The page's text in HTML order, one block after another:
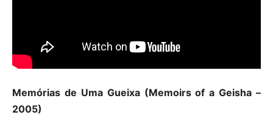
Memórias de Uma Gueixa (Memoirs of a Geisha –
2005)